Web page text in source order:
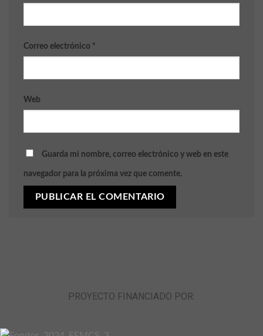
Correo electrónico *
Web
Guarda mi nombre, correo electrónico y web en este
navegador para la próxima vez que comente.
PROYECTO FINANCIADO POR: